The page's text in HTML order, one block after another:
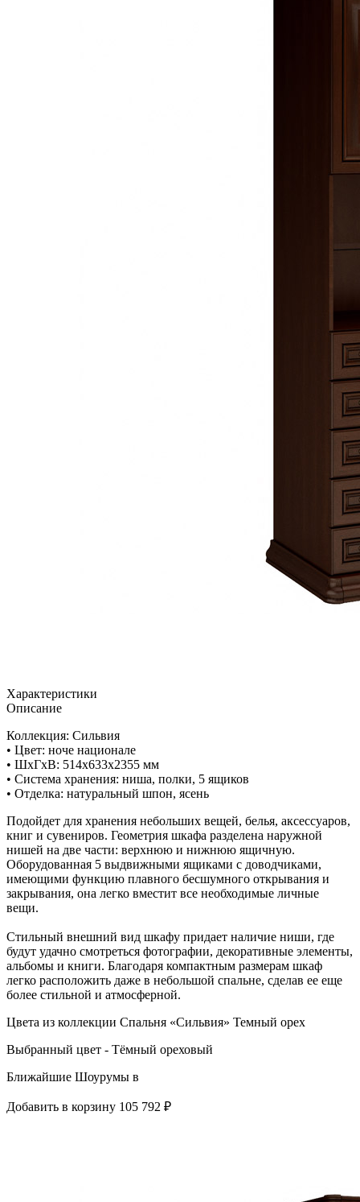
Характеристики
Описание
Коллекция: Сильвия
• Цвет: ноче национале
• ШxГхВ: 514х633х2355 мм
• Система хранения: ниша, полки, 5 ящиков
• Отделка: натуральный шпон, ясень
Подойдет для хранения небольших вещей, белья, аксессуаров,
книг и сувениров. Геометрия шкафа разделена наружной
нишей на две части: верхнюю и нижнюю ящичную.
Оборудованная 5 выдвижными ящиками с доводчиками,
имеющими функцию плавного бесшумного открывания и
закрывания, она легко вместит все необходимые личные
вещи.
Стильный внешний вид шкафу придает наличие ниши, где
будут удачно смотреться фотографии, декоративные элементы,
альбомы и книги. Благодаря компактным размерам шкаф
легко расположить даже в небольшой спальне, сделав ее еще
более стильной и атмосферной.
Цвета из коллекции Спальня «Сильвия» Темный орех
Выбранный цвет - Тёмный ореховый
Ближайшие Шоурумы в
Добавить в корзину 105 792 ₽